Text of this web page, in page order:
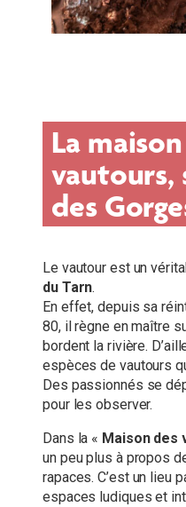
La
vautours,
des
Le vautour est un
du Tarn.
En effet, depuis sa
80, il règne en maître
bordent la rivière.
espèces de vautours
Des passionnés se
pour les observer.
Dans la « Maison des
un peu plus à propos
rapaces. C’est un lieu
espaces ludiques et